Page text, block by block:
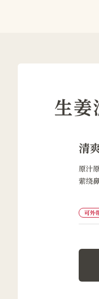
生姜
清
原汁
萦绕
可外